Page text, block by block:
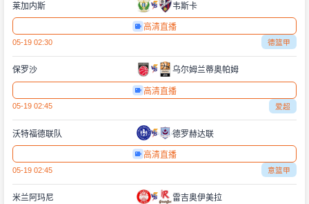
莱加内斯 韦斯卡
高清直播
05-19 02:30 德篮甲
保罗沙 乌尔姆兰蒂奥帕姆
高清直播
05-19 02:45 爱超
沃特福德联队 德罗赫达联
高清直播
05-19 02:45 意篮甲
米兰阿玛尼 雷吉奥伊美拉